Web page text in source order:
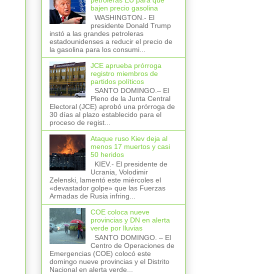
bajen precio gasolina
WASHINGTON.- El
presidente Donald Trump
instó a las grandes petroleras
estadounidenses a reducir el precio de
la gasolina para los consumi...
JCE aprueba prórroga
registro miembros de
partidos políticos
SANTO DOMINGO.– El
Pleno de la Junta Central
Electoral (JCE) aprobó una prórroga de
30 días al plazo establecido para el
proceso de regist...
Ataque ruso Kiev deja al
menos 17 muertos y casi
50 heridos
KIEV.- El presidente de
Ucrania, Volodimir
Zelenski, lamentó este miércoles el
«devastador golpe» que las Fuerzas
Armadas de Rusia infring...
COE coloca nueve
provincias y DN en alerta
verde por lluvias
SANTO DOMINGO. – El
Centro de Operaciones de
Emergencias (COE) colocó este
domingo nueve provincias y el Distrito
Nacional en alerta verde...